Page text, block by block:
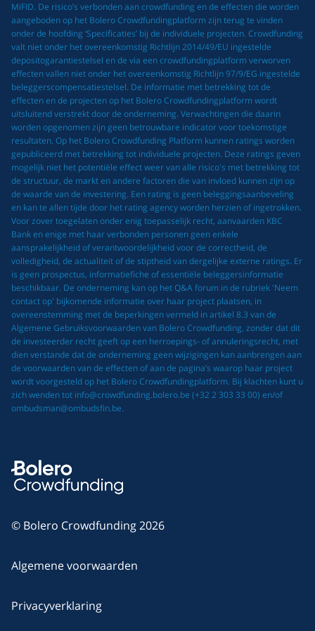
MiFID. De risico’s verbonden aan crowdfunding en de effecten die worden
aangeboden op het Bolero Crowdfundingplatform zijn terug te vinden
onder de hoofding ‘Specificaties’ bij de individuele projecten. Crowdfunding
valt niet onder het overeenkomstig Richtlijn 2014/49/EU ingestelde
depositogarantiestelsel en de via een crowdfundingplatform verworven
effecten vallen niet onder het overeenkomstig Richtlijn 97/9/EG ingestelde
beleggerscompensatiestelsel. De informatie met betrekking tot de
effecten en de projecten op het Bolero Crowdfundingplatform wordt
uitsluitend verstrekt door de onderneming. Verwachtingen die daarin
worden opgenomen zijn geen betrouwbare indicator voor toekomstige
resultaten. Op het Bolero Crowdfunding Platform kunnen ratings worden
gepubliceerd met betrekking tot individuele projecten. Deze ratings geven
mogelijk niet het potentiële effect weer van alle risico's met betrekking tot
de structuur, de markt en andere factoren die van invloed kunnen zijn op
de waarde van de investering. Een rating is geen beleggingsaanbeveling
en kan te allen tijde door het rating agency worden herzien of ingetrokken.
Voor zover toegelaten onder enig toepasselijk recht, aanvaarden KBC
Bank en enige met haar verbonden personen geen enkele
aansprakelijkheid of verantwoordelijkheid voor de correctheid, de
volledigheid, de actualiteit of de stiptheid van dergelijke externe ratings. Er
is geen prospectus, informatiefiche of essentiële beleggersinformatie
beschikbaar. De onderneming kan op het Q&A forum in de rubriek 'Neem
contact op' bijkomende informatie over haar project plaatsen, in
overeenstemming met de beperkingen vermeld in artikel 8.3 van de
Algemene Gebruiksvoorwaarden van Bolero Crowdfunding, zonder dat dit
de investeerder recht geeft op een herroepings- of annuleringsrecht, met
dien verstande dat de onderneming geen wijzigingen kan aanbrengen aan
de voorwaarden van de effecten of aan de pagina’s waarop haar project
wordt voorgesteld op het Bolero Crowdfundingplatform. Bij klachten kunt u
zich wenden tot info@crowdfunding.bolero.be (+32 2 303 33 00) en/of
ombudsman@ombudsfin.be.
© Bolero Crowdfunding 2026
Algemene voorwaarden
Privacyverklaring